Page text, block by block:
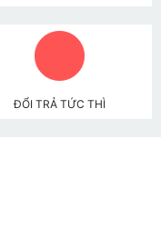
ĐỔI TRẢ TỨC THÌ